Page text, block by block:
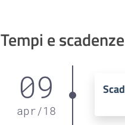
Tempi e scadenze
09
apr/18